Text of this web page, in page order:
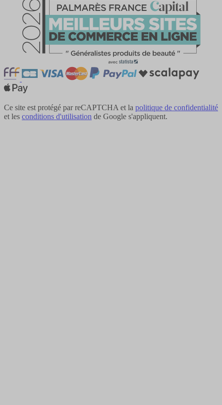
Ce site est protégé par reCAPTCHA et la politique de confidentialité
et les conditions d'utilisation de Google s'appliquent.